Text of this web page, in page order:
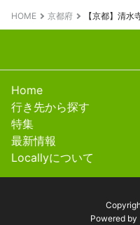
HOME 京都府 【京都】清
Home
行き先から探す
特集
最新情報
Locallyについて
Powered by